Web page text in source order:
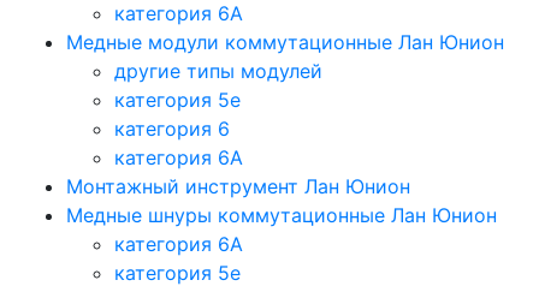
категория 6A
Медные модули коммутационные Лан Юнион
другие типы модулей
категория 5е
категория 6
категория 6A
Монтажный инструмент Лан Юнион
Медные шнуры коммутационные Лан Юнион
категория 6A
категория 5e